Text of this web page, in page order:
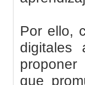
Por ello,
digitales
proponer
que